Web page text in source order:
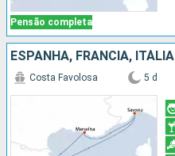
Pensão completa
ESPANHA, FRANCIA, ITÁLIA
Costa Favolosa 5 d